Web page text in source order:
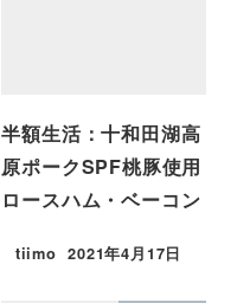
半額生活：十和田湖高
原ポークSPF桃豚使用
ロースハム・ベーコン
tiimo 2021年4月17日